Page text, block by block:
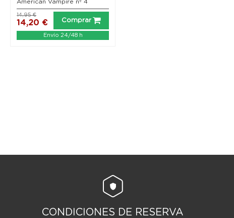
American Vampire nº 4
14,20 €
14,95 €
Comprar
Envío 24/48 h
CONDICIONES DE RESERVA